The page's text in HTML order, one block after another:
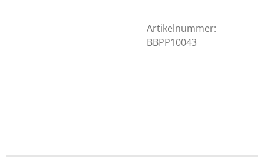
Artikelnummer:
BBPP10043